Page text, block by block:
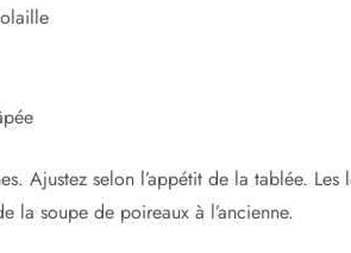
Ajustez selon l’appétit de la tablée. Les
la soupe de poireaux à l’ancienne.